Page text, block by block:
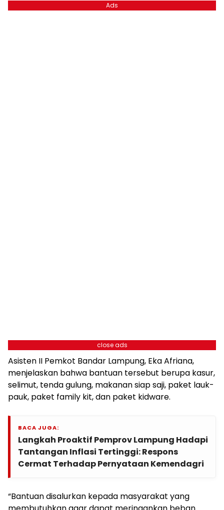
Ads
close ads
Asisten II Pemkot Bandar Lampung, Eka Afriana,
menjelaskan bahwa bantuan tersebut berupa kasur,
selimut, tenda gulung, makanan siap saji, paket lauk-
pauk, paket family kit, dan paket kidware.
BACA JUGA:
Langkah Proaktif Pemprov Lampung Hadapi
Tantangan Inflasi Tertinggi: Respons
Cermat Terhadap Pernyataan Kemendagri
“Bantuan disalurkan kepada masyarakat yang